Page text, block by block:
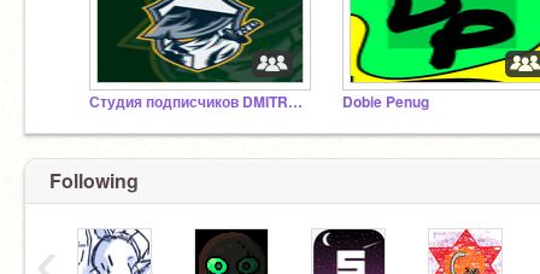
Студия подписчиков DMITROFishKing Dobie Penug
Following